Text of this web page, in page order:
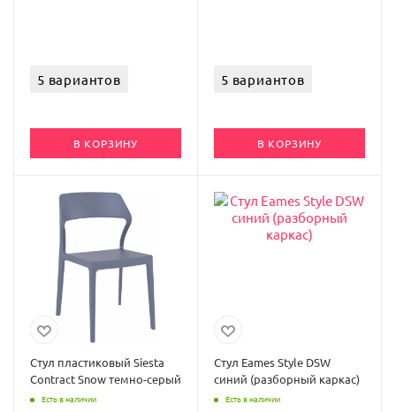
5 вариантов
В КОРЗИНУ
5 вариантов
В КОРЗИНУ
Стул пластиковый Siesta
Contract Snow темно-серый
Есть в наличии
Стул Eames Style DSW
синий (разборный каркас)
Есть в наличии